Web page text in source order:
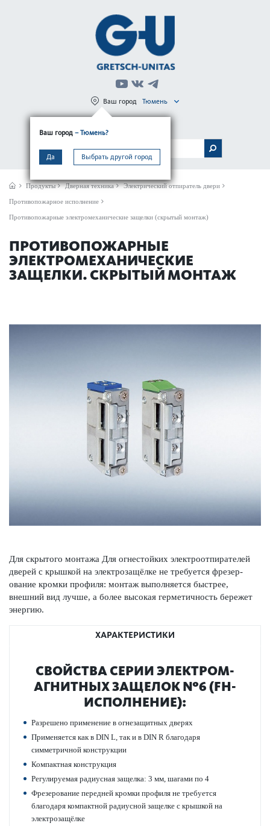
Ваш город – Тюмень?
Да Выбрать другой город
Ваш город Тюмень
МЕНЮ
Продукты Дверная техника Электрический отпиратель двери
Противопожарное исполнение
Противопожарные электромеханические защелки (скрытый монтаж)
ПРОТИВОПОЖАРНЫЕ
ЭЛЕКТРОМЕХАНИЧЕСКИЕ
ЗАЩЕЛКИ. СКРЫТЫЙ МОНТАЖ
Для скрытого монтажа Для огн­ес­тойких электроотпирателей
дверей с крышкой на электрозащёлке не требуется фрез­ер­
ование кромки профиля: монтаж вып­олняется быстрее,
внешний вид лучше, а более выс­окая гермет­ичность бережет
энергию.
ХАРАКТЕРИСТИКИ
СВОЙСТВА СЕРИИ ЭЛЕКТРО­М­
АГНИТНЫХ ЗАЩЕЛОК №6 (FH-
ИСПОЛНЕНИЕ):
Разрешено применение в огнезащитных дверях
Применяется как в DIN L, так и в DIN R благодаря
симметричной конструкции
Компактная конструкция
Регулируемая радиусная защелка: 3 мм, шагами по 4
Фрез­ер­ование пер­едней кромки профиля не требуется
благодаря компактной радиусной защелке с крышкой на
электрозащёлке